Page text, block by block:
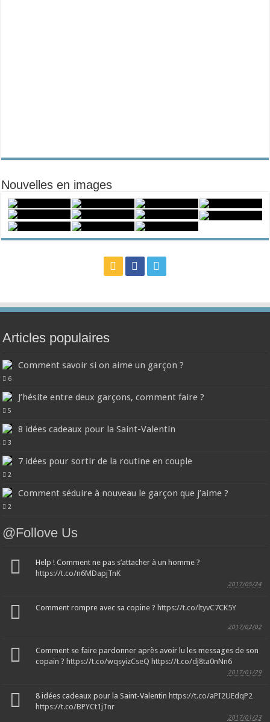
Nouvelles en images
Articles populaires
Comment savoir si on aime un garçon ?
6
J’hésite entre deux garçons, comment faire ?
5
8 idées cadeaux pour la Saint-Valentin
3
7 idées pour sortir de la routine en couple
2
Comment séduire à nouveau le garçon que j’aime ?
2
@Follove Us
Help ! Comment ne pas s’attacher à un homme ?
https://t.co/n6MDapjTnK
2017/05/24
Comment rompre avec sa copine ? https://t.co/ltyvC7CK5Y
2017/02/02
Comment se faire pardonner après avoir lu les messages de son
copain ? https://t.co/wqsyizCseQ https://t.co/dj8ta0nNn6
2017/01/29
8 idées cadeaux pour la Saint-Valentin https://t.co/aPI2UEdqP2
https://t.co/BPYCt1jTnr
2017/01/23